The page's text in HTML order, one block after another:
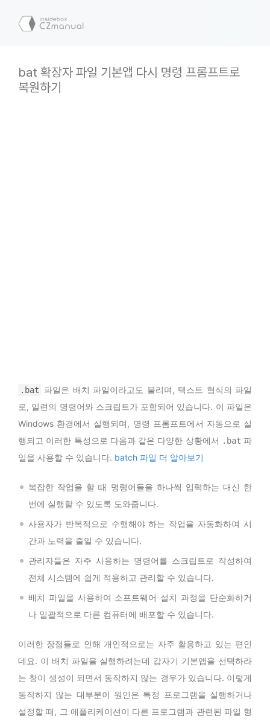
bat 확장자 파일 기본앱 다시 명령 프롬프트로
복원하기
.bat
파일은 배치 파일이라고도 불리며, 텍스트 형식의 파일
로, 일련의 명령어와 스크립트가 포함되어 있습니다. 이 파일은
Windows 환경에서 실행되며, 명령 프롬프트에서 자동으로 실
행되고 이러한 특성으로 다음과 같은 다양한 상황에서 .bat 파
일을 사용할 수 있습니다. batch 파일 더 알아보기
복잡한 작업을 할 때 명령어들을 하나씩 입력하는 대신 한
번에 실행할 수 있도록 도와줍니다.
사용자가 반복적으로 수행해야 하는 작업을 자동화하여 시
간과 노력을 줄일 수 있습니다.
관리자들은 자주 사용하는 명령어를 스크립트로 작성하여
전체 시스템에 쉽게 적용하고 관리할 수 있습니다.
배치 파일을 사용하여 소프트웨어 설치 과정을 단순화하거
나 일괄적으로 다른 컴퓨터에 배포할 수 있습니다.
이러한 장점들로 인해 개인적으로는 자주 활용하고 있는 편인
데요. 이 배치 파일을 실행하려는데 갑자기 기본앱을 선택하라
는 창이 생성이 되면서 동작하지 않는 경우가 있습니다. 이렇게
동작하지 않는 대부분이 원인은 특정 프로그램을 실행하거나
설정할 때, 그 애플리케이션이 다른 프로그램과 관련된 파일 형